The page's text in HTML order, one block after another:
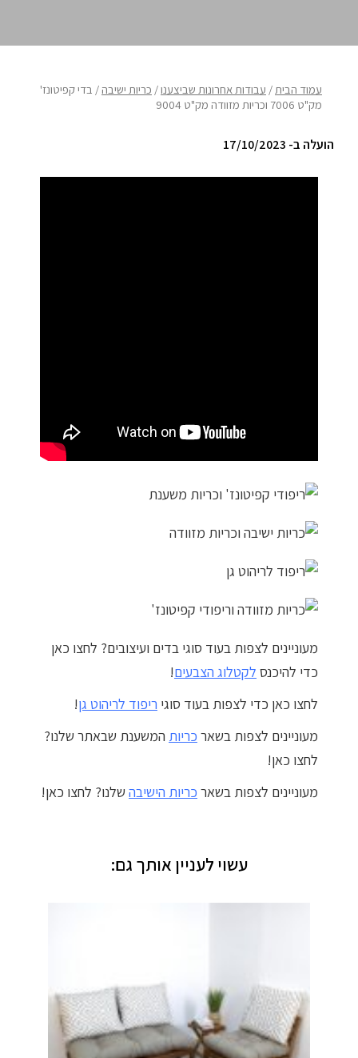
אקססוריז
עודפים
עמוד הבית/ עבודות אחרונות שביצענו/ כריות ישיבה / בדי קפיטונז'
מק"ט 7006 וכריות מזוודה מק"ט 9004
הועלה ב- 17/10/2023
מעוניינים לצפות בעוד סוגי בדים ועיצובים? לחצו כאן
כדי להיכנס לקטלוג הצבעים!
לחצו כאן כדי לצפות בעוד סוגי ריפוד לריהוט גן!
מעוניינים לצפות בשאר כריות המשענת שבאתר שלנו?
לחצו כאן!
מעוניינים לצפות בשאר כריות הישיבה שלנו? לחצו כאן!
עשוי לעניין אותך גם: